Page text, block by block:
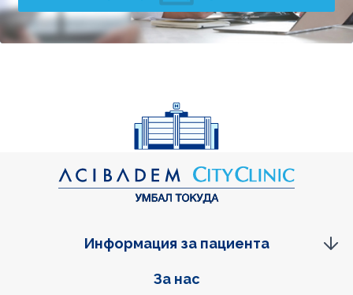
Фуутер навигация
За нас
Информация за пациента